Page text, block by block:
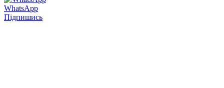
WhatsApp
Підпишись